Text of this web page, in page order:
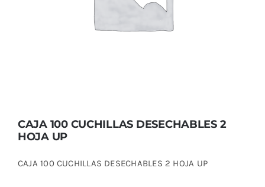
CAJA 100 CUCHILLAS DESECHABLES 2
HOJA UP
CAJA 100 CUCHILLAS DESECHABLES 2 HOJA UP